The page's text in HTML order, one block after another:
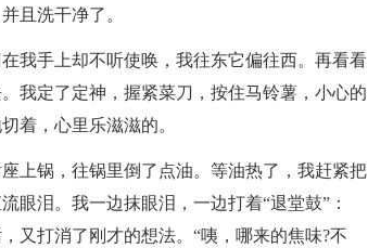
且洗干净了。
我手上却不听使唤，我往东它偏往西。再看看
我定了定神，握紧菜刀，按住马铃薯，小心的
着，心里乐滋滋的。
上锅，往锅里倒了点油。等油热了，我赶紧把
眼泪。我一边抹眼泪，一边打着“退堂鼓”：
又打消了刚才的想法。“咦，哪来的焦味?不